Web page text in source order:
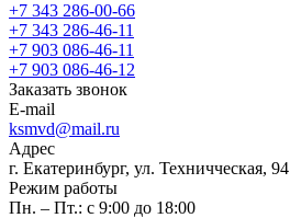
+7 343 286-00-66
+7 343 286-46-11
+7 903 086-46-11
+7 903 086-46-12
Заказать звонок
E-mail
ksmvd@mail.ru
Адрес
г. Екатеринбург, ул. Техничческая, 94
Режим работы
Пн. – Пт.: с 9:00 до 18:00